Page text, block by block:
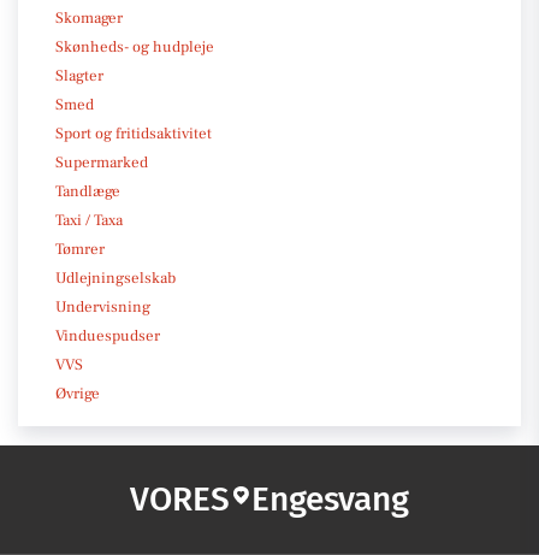
Skomager
Skønheds- og hudpleje
Slagter
Smed
Sport og fritidsaktivitet
Supermarked
Tandlæge
Taxi / Taxa
Tømrer
Udlejningselskab
Undervisning
Vinduespudser
VVS
Øvrige
VORES Engesvang